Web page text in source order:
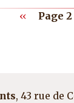
Page
‹‹ Page 2
, 43 rue de